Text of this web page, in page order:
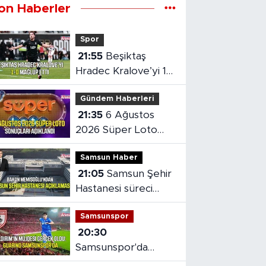
Haberler
Spor
21:55
Hradec Kralove’yi 1-
0 mağlup etti
Gündem Haberleri
21:35 6 Ağustos
2026 Süper Loto
sonuçları açıklandı
Samsun Haber
21:05 Samsun Şehir
Hastanesi süreci
masaya yatırıldı
Samsunspor
20:30
Samsunspor'da
Gabriele dönemi